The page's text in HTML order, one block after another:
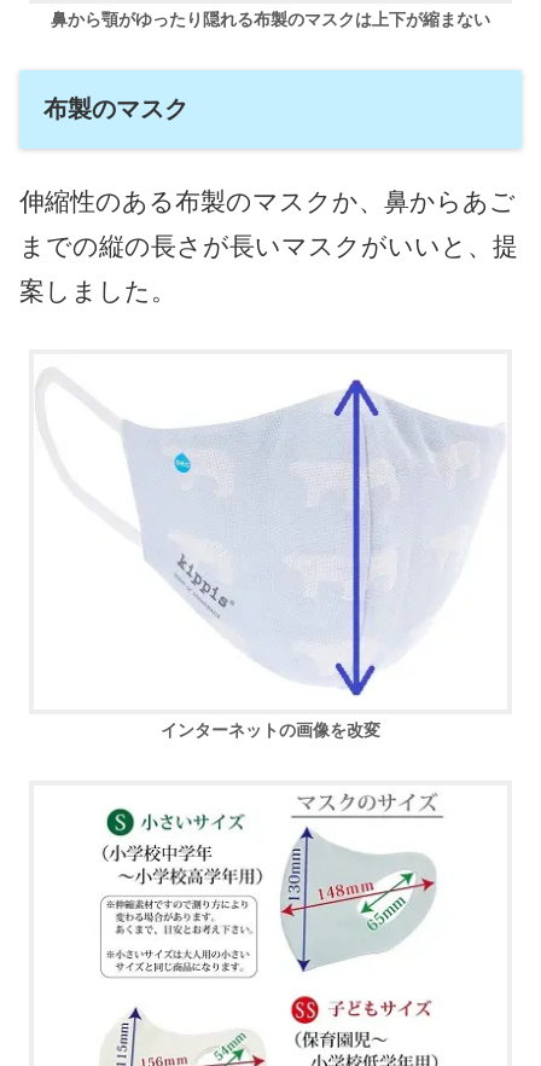
鼻から顎がゆったり隠れる布製のマスクは上下が縮まない
布製のマスク
伸縮性のある布製のマスクか、鼻からあご
までの縦の長さが長いマスクがいいと、提
案しました。
インターネットの画像を改変